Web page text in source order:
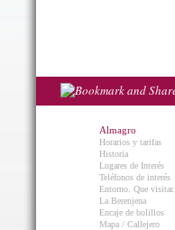
Almagro
Horarios y tarifas
Historia
Lugares de Interés
Teléfonos de interés
Entorno. Que visitar.
La Berenjena
Encaje de bolillos
Mapa / Callejero